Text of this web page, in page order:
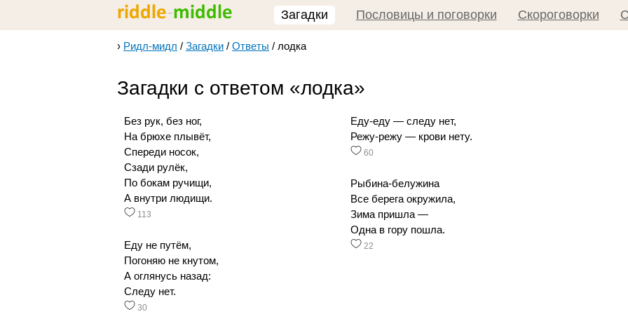
Загадки Пословицы и поговорки Скороговорки
› Ридл-мидл / Загадки / Ответы / лодка
Загадки с ответом «лодка»
Без рук, без ног,
На брюхе плывёт,
Спереди носок,
Сзади рулёк,
По бокам ручищи,
А внутри людищи.
113
Еду не путём,
Погоняю не кнутом,
А оглянусь назад:
Следу нет.
30
Еду-еду — следу нет,
Режу-режу — крови нету.
60
Рыбина-белужина
Все берега окружила,
Зима пришла —
Одна в гору пошла.
22